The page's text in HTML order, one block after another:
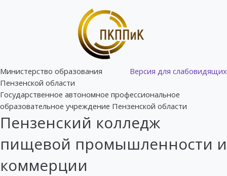
Версия для слабовидящих
Министерство образования
Пензенской области
Государственное автономное профессиональное
образовательное учреждение Пензенской области
Пензенский колледж
пищевой промышленности и
коммерции